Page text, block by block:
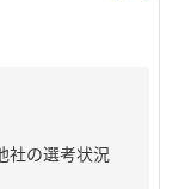
社の選考状況